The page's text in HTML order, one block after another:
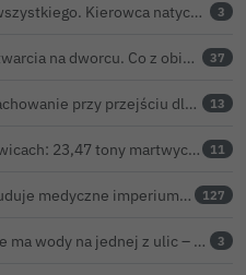
Podczas kontroli przyznał się do wszystkiego. Kierowca natychmiast stracił prawo jazdy 3
Święto Ceramiki bez ceremonii otwarcia na dworcu. Co z obietnicą prezydenta Bolesławca? 37
Czytelnik nagrał niebezpieczne zachowanie przy przejściu dla pieszych w Bolesławcu 13
Urząd po kontroli zapory w Pilchowicach: 23,47 tony martwych ryb i zawiadomienie do prokuratury 11
Dyrektor szpitala w Bolesławcu buduje medyczne imperium. „Gazeta Wyborcza” opisuje jego działalność w całej Polsce 127
Pilny komunikat. W Bolesławcu nie ma wody na jednej z ulic – trwa usuwanie awarii 3